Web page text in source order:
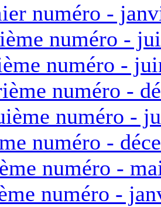
numéro -
numéro -
numéro -
numéro -
numéro -
numéro -
numéro -
numéro -